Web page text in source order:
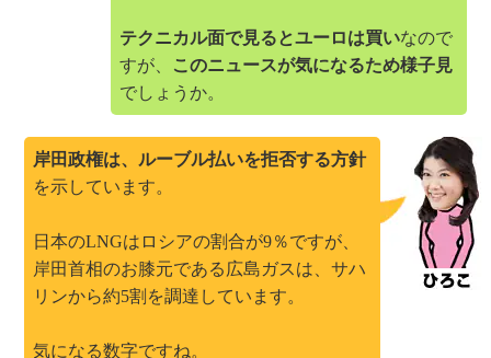
テクニカル面で見るとユーロは買いなので
すが、
このニュースが気になるため様子見
でしょうか。
岸田政権は、ルーブル払いを拒否する方針
を示しています。
日本のLNGはロシアの割合が9％ですが、
岸田首相のお膝元である広島ガスは、サハ
リンから約5割を調達しています。
気になる数字ですね。